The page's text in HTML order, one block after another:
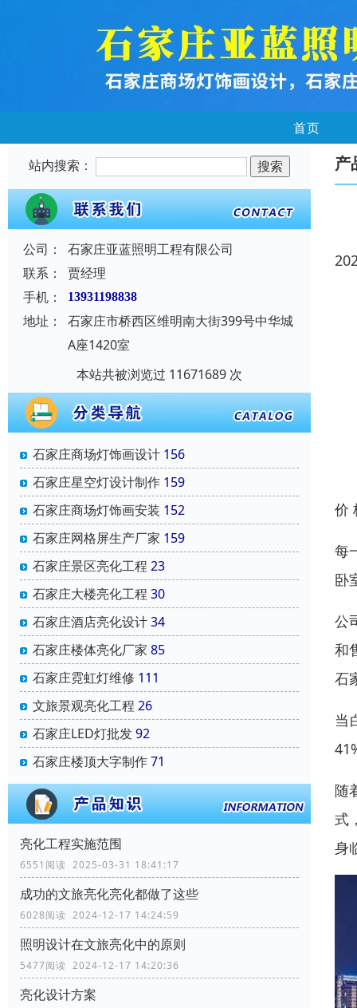
首页
站内搜索：
公司：
石家庄亚蓝照明工程有限公司
联系：
贾经理
手机：
13931198838
地址：
石家庄市桥西区维明南大街399号中华城
A座1420室
本站共被浏览过 11671689 次
石家庄商场灯饰画设计 156
石家庄星空灯设计制作 159
石家庄商场灯饰画安装 152
石家庄网格屏生产厂家 159
石家庄景区亮化工程 23
石家庄大楼亮化工程 30
石家庄酒店亮化设计34
石家庄楼体亮化厂家 85
石家庄霓虹灯维修 111
文旅景观亮化工程 26
石家庄LED灯批发92
石家庄楼顶大字制作71
亮化工程实施范围
6551阅读 2025-03-31 18:41:17
成功的文旅亮化亮化都做了这些
6028阅读 2024-12-17 14:24:59
照明设计在文旅亮化中的原则
5477阅读 2024-12-17 14:20:36
亮化设计方案
产
价
每
卧
公
和
石
当
随
式
身